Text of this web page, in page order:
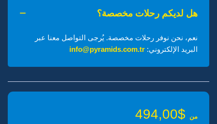
هل لديكم رحلات مخصصة؟
نعم، نحن نوفر رحلات مخصصة. يُرجى التواصل معنا عبر
البريد الإلكتروني: info@pyramids.com.tr
من $494,00